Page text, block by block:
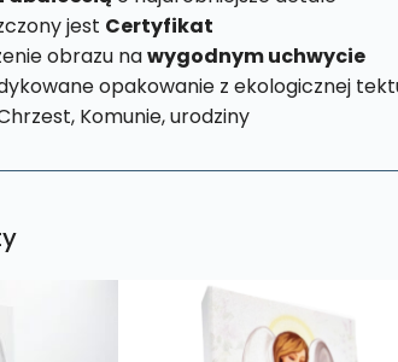
jest Certyfikat
obrazu nawygodnym uchwycie
opakowanie z ekologicznej
Komunie, urodziny